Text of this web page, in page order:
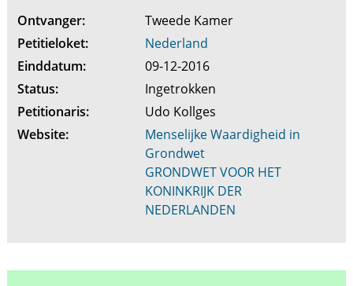
Ontvanger:
Tweede Kamer
Petitieloket:
Nederland
Einddatum:
09-12-2016
Status:
Ingetrokken
Petitionaris:
Udo Kollges
Website:
Menselijke Waardigheid in
Grondwet
GRONDWET VOOR HET
KONINKRIJK DER
NEDERLANDEN